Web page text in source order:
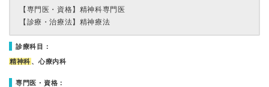
【専門医・資格】 精神科専門医
【診療・治療法】 精神療法
診療科目：
精神科 、心療内科
専門医・資格：